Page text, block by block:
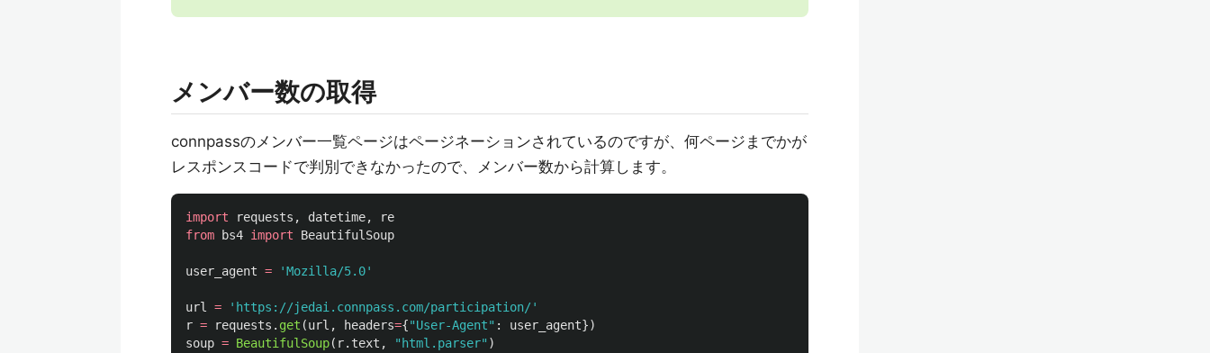
メンバー数の取得
connpassのメンバー一覧ページはページネーションされているのですが、何ページまでかが
レスポンスコードで判別できなかったので、メンバー数から計算します。
import requests , datetime,
re
from
bs4 import BeautifulSoup
user_agent = 'Mozilla/5.0'
url = ' https://jedai.connpass.com/participation/'
r = requests . get (url , headers={"User-Agent" : user_agent})
soup = BeautifulSoup( r. text , " html.parser" )